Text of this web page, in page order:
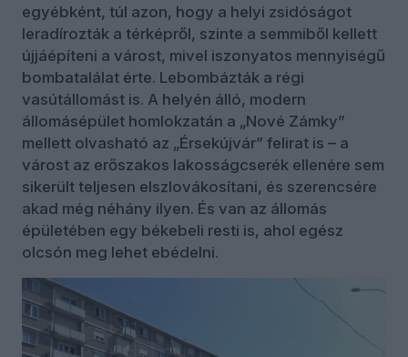
egyébként, túl azon, hogy a helyi zsidóságot
leradírozták a térképről, szinte a semmiből kellett
újjáépíteni a várost, mivel iszonyatos mennyiségű
bombatalálat érte. Lebombázták a régi
vasútállomást is. A helyén álló, modern
állomásépület homlokzatán a „Nové Zámky”
mellett olvasható az „Érsekújvár” felirat is – a
várost az erőszakos lakosságcserék ellenére sem
sikerült teljesen elszlovákosítani, és szerencsére
akad még néhány ilyen. És van az állomás
épületében egy békebeli resti is, ahol egész
olcsón meg lehet ebédelni.